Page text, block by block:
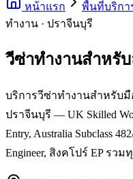
หน้าแรก พื้นที่บริกา
ทำงาน · ปราจีนบุรี
วีซ่าทำงานสำหรั
บริการวีซ่าทำงานสำหรับ
ปราจีนบุรี — UK Skilled
Entry, Australia Subclass
Engineer, สิงคโปร์ EP รวม